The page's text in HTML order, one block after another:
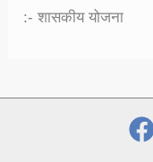
:- शासकीय योजना